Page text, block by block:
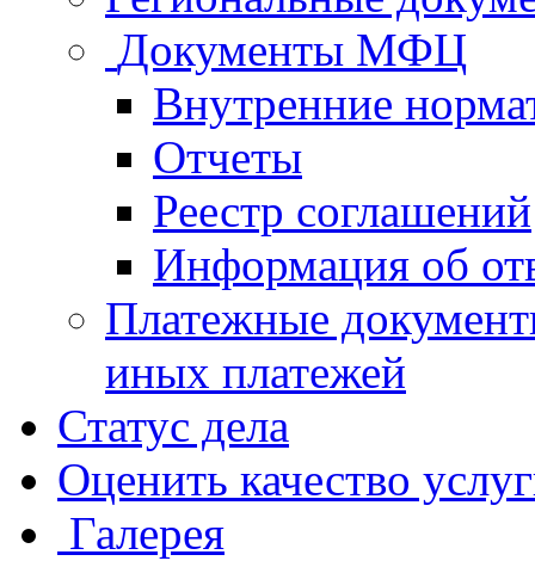
Документы МФЦ
Внутренние
Отчеты
Реестр соглашений
Информация об
Платежные
иных платежей
Статус дела
Оценить качество
Галерея